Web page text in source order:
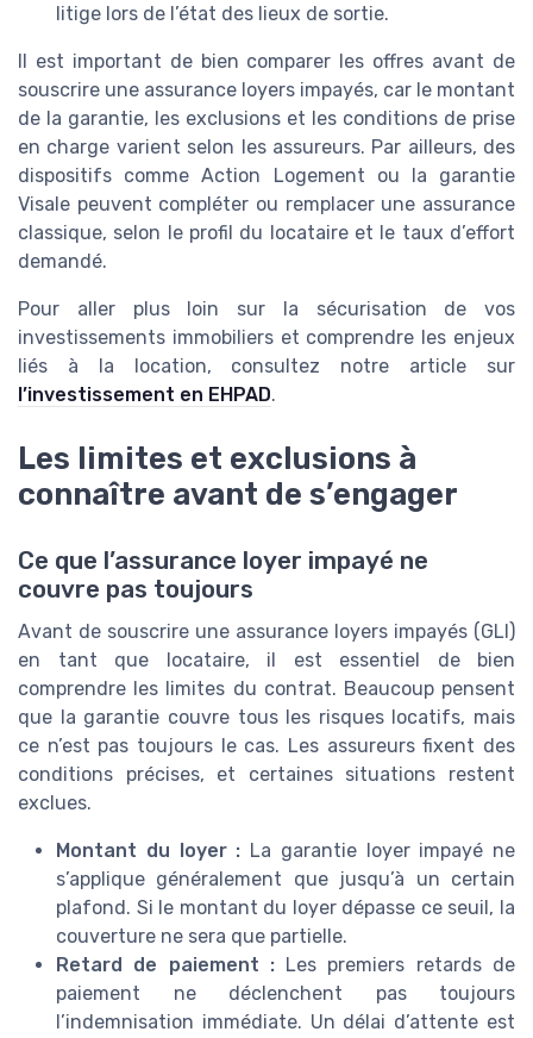
litige lors de l’état des lieux de sortie.
Il est important de bien comparer les offres avant de
souscrire une assurance loyers impayés, car le montant
de la garantie, les exclusions et les conditions de prise
en charge varient selon les assureurs. Par ailleurs, des
dispositifs comme Action Logement ou la garantie
Visale peuvent compléter ou remplacer une assurance
classique, selon le profil du locataire et le taux d’effort
demandé.
Pour aller plus loin sur la sécurisation de vos
investissements immobiliers et comprendre les enjeux
liés à la location, consultez notre article sur
l’investissement en EHPAD.
Les limites et exclusions à
connaître avant de s’engager
Ce que l’assurance loyer impayé ne
couvre pas toujours
Avant de souscrire une assurance loyers impayés (GLI)
en tant que locataire, il est essentiel de bien
comprendre les limites du contrat. Beaucoup pensent
que la garantie couvre tous les risques locatifs, mais
ce n’est pas toujours le cas. Les assureurs fixent des
conditions précises, et certaines situations restent
exclues.
Montant du loyer : La garantie loyer impayé ne
s’applique généralement que jusqu’à un certain
plafond. Si le montant du loyer dépasse ce seuil, la
couverture ne sera que partielle.
Retard de paiement :Les premiers retards de
paiement ne déclenchent pas toujours
l’indemnisation immédiate. Un délai d’attente est